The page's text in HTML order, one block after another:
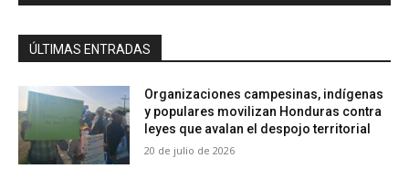
ÚLTIMAS ENTRADAS
Organizaciones campesinas, indígenas
y populares movilizan Honduras contra
leyes que avalan el despojo territorial
20 de julio de 2026